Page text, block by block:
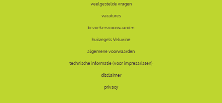
veelgestelde vragen
vacatures
bezoekersvoorwaarden
huisregels Veluvine
algemene voorwaarden
technische informatie (voor impresariaten)
disclaimer
privacy